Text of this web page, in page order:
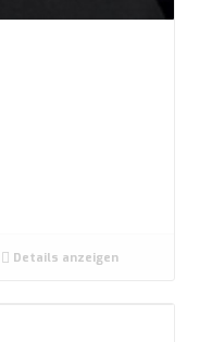
Details anzeigen